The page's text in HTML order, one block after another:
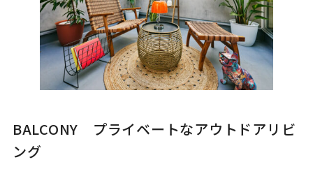
BALCONY プライベートなアウトドアリビ
ング